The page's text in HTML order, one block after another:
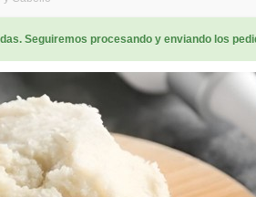
Seguiremos procesando y enviando los